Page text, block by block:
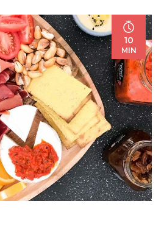
10
MIN